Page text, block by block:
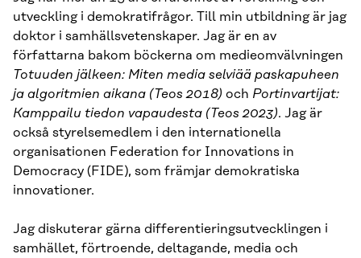
utveckling i demokratifrågor. Till min utbildning är jag
doktor i samhällsvetenskaper. Jag är en av
författarna bakom böckerna om medieomvälvningen
Totuuden jälkeen: Miten media selviää paskapuheen
ja algoritmien aikana (Teos 2018) och Portinvartijat:
Kamppailu tiedon vapaudesta (Teos 2023). Jag är
också styrelsemedlem i den internationella
organisationen Federation for Innovations in
Democracy (FIDE), som främjar demokratiska
innovationer.
Jag diskuterar gärna differentieringsutvecklingen i
samhället, förtroende, deltagande, media och